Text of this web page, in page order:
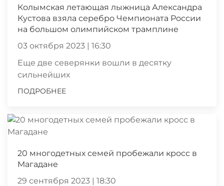
Колымская летающая лыжница Александра
Кустова взяла серебро Чемпионата России
на большом олимпийском трамплине
03 октября 2023 | 16:30
Еще две северянки вошли в десятку
сильнейших
ПОДРОБНЕЕ
20 многодетных семей пробежали кросс в
Магадане
29 сентября 2023 | 18:30